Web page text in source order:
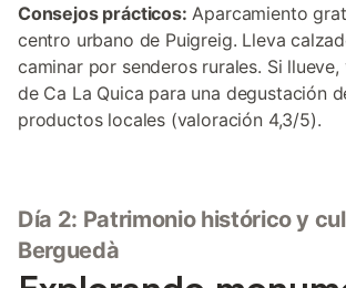
Consejos prácticos: Aparcamiento
centro urbano de Puigreig. Lleva
caminar por senderos rurales. Si
de Ca La Quica para una degustación
productos locales (valoración 4,3/5).
Día 2: Patrimonio histórico y
Berguedà